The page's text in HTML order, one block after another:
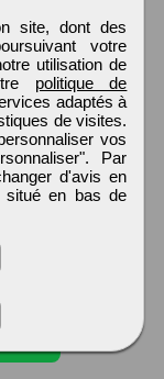
site, dont des
votre
utilisation de
politique de
adaptés à
de visites.
vos
Par
d'avis en
situé en bas de
2026